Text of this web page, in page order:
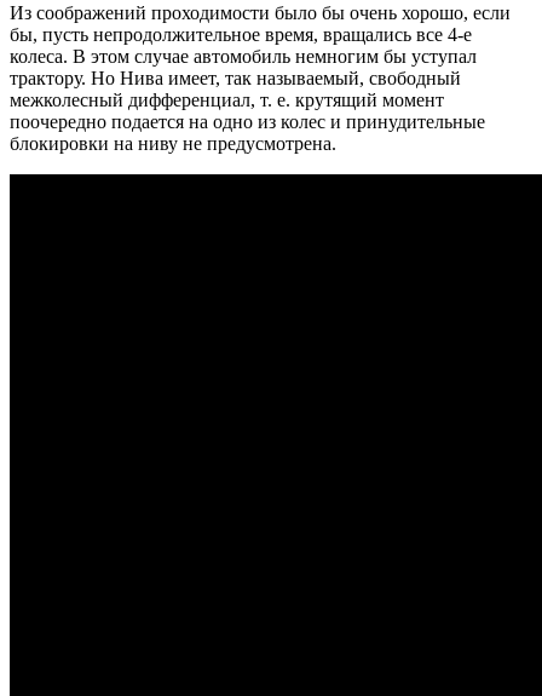
Из соображений проходимости было бы очень хорошо, если
бы, пусть непродолжительное время, вращались все 4-е
колеса. В этом случае автомобиль немногим бы уступал
трактору. Но Нива имеет, так называемый, свободный
межколесный дифференциал, т. е. крутящий момент
поочередно подается на одно из колес и принудительные
блокировки на ниву не предусмотрена.